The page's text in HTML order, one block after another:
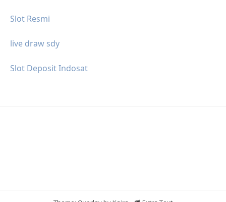
Slot Resmi
live draw sdy
Slot Deposit Indosat